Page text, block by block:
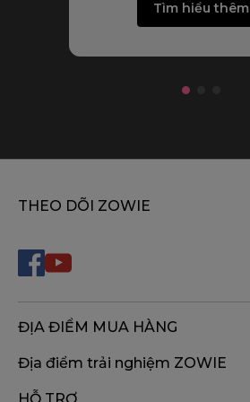
Tìm hiểu thêm
THEO DÕI ZOWIE
ĐỊA ĐIỂM MUA HÀNG
Địa điểm trải nghiệm ZOWIE
HỖ TRỢ